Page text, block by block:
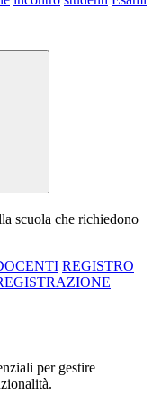
scuola che richiedono
REGISTRO
per gestire